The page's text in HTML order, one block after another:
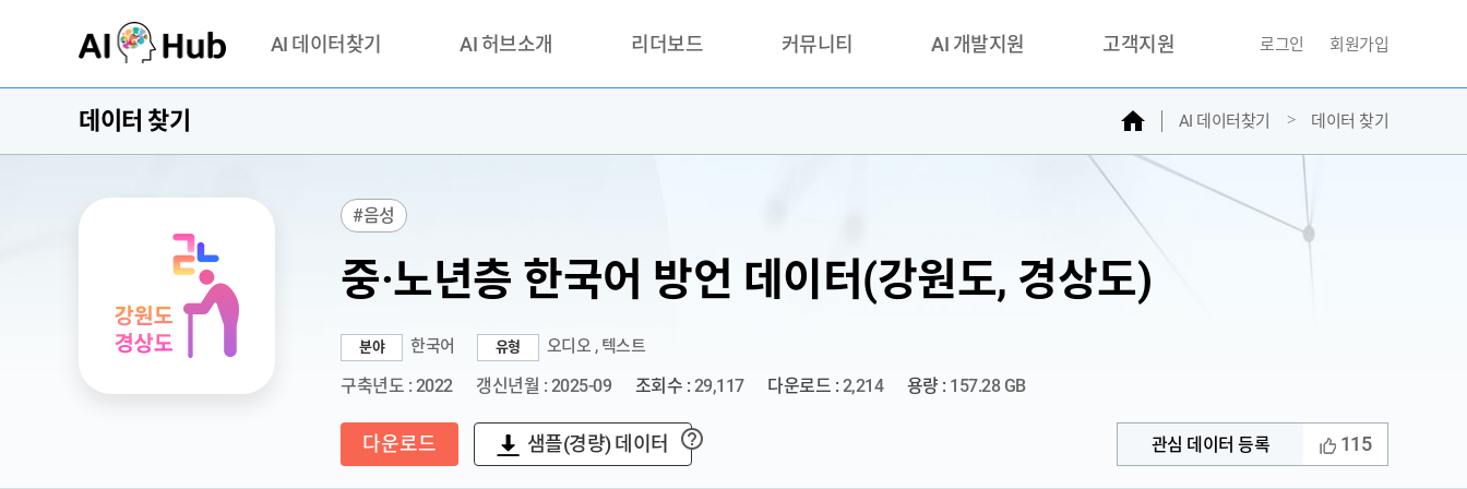
AI 데이터찾기
기관 제공 데이터
AI 허브 오픈 API
AI 허브소개
안심존이란?
리더보드 커뮤니티
활용성과 우수사례
AI 개발지원 고객지원
문의하기
자주찾는질문
민원접수
AI데이터등록신청
성과조사
로그인 회원가입
데이터 찾기 홈 AI 데이터찾기 데이터 찾기
#음성
중·노년층 한국어 방언 데이터(강원도, 경상도)
분야 한국어 유형 오디오 , 텍스트
구축년도 : 2022 갱신년월 : 2025-09 조회수 : 29,117 다운로드 : 2,214 용량 : 157.28 GB
다운로드 샘플(경량) 데이터 ? 관심 데이터 등록 115